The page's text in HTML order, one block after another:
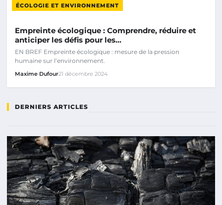
ÉCOLOGIE ET ENVIRONNEMENT
Empreinte écologique : Comprendre, réduire et
anticiper les défis pour les…
EN BREF Empreinte écologique : mesure de la pression
humaine sur l’environnement.
Maxime Dufour21 décembre 2024
DERNIERS ARTICLES